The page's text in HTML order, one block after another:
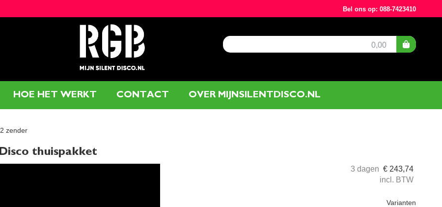
Bel ons op: 088-7423410
0,00
HOE HET WERKT CONTACT OVER MIJNSILENTDISCO.NL
zender
thuispakket
3 dagen € 243,74
incl. BTW
Varianten